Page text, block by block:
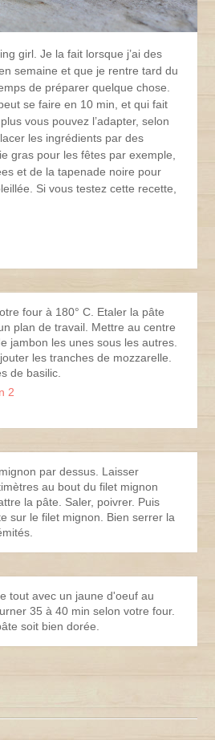
girl. Je la fait lorsque j’ai des
semaine et que je rentre tard du
de préparer quelque chose.
se faire en 10 min, et qui fait
vous pouvez l’adapter, selon
les ingrédients par des
gras pour les fêtes par exemple,
et de la tapenade noire pour
Si vous testez cette recette,
four à 180° C. Etaler la pâte
plan de travail. Mettre au centre
jambon les unes sous les autres.
les tranches de mozzarelle.
de basilic.
par dessus. Laisser
au bout du filet mignon
la pâte. Saler, poivrer. Puis
sur le filet mignon. Bien serrer la
tout avec un jaune d'oeuf au
35 à 40 min selon votre four.
soit bien dorée.